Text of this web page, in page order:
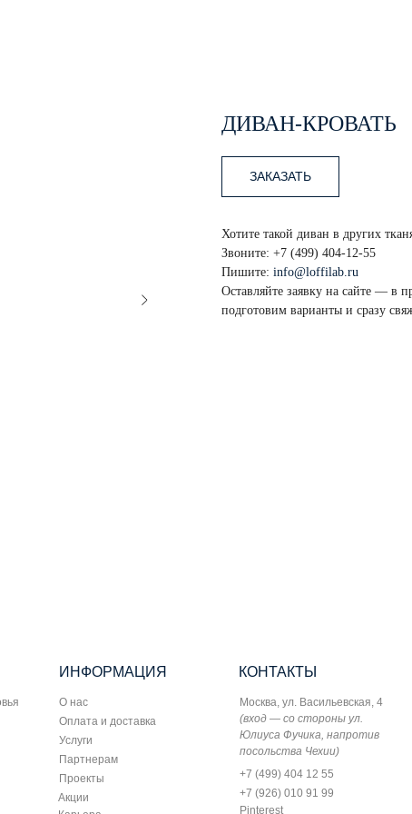
ДИВАН-КРОВАТЬ
ЗАКАЗАТЬ
Хотите такой диван в других
Звоните: +7 (499) 404-12-55
Пишите: info@loffilab.ru
Оставляйте заявку на сайте — в
подготовим варианты и сразу
ИНФОРМАЦИЯ
О нас
Оплата и доставка
КОНТАКТЫ
Москва, ул. Васильевская, 4
(вход — со стороны ул.
Юлиуса Фучика, напротив
посольства Чехии)
+7 (499) 404 12 55
+7 (926) 010 91 99
Pinterest
Услуги
Партнерам
Проекты
Акции